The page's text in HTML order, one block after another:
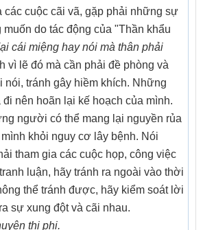
các cuộc cãi vã, gặp phải những sự
muốn do tác động của "Thần khẩu
cái miệng hay nói mà thân phải
vì lẽ đó mà cần phải đề phòng và
nói, tránh gây hiềm khích. Những
nên hoãn lại kế hoạch của mình.
người có thể mang lại nguyền rủa
khỏi nguy cơ lây bệnh. Nói
tham gia các cuộc họp, công việc
luận, hãy tránh ra ngoài vào thời
thể tránh được, hãy kiểm soát lời
sự xung đột và cãi nhau.
thị phi.